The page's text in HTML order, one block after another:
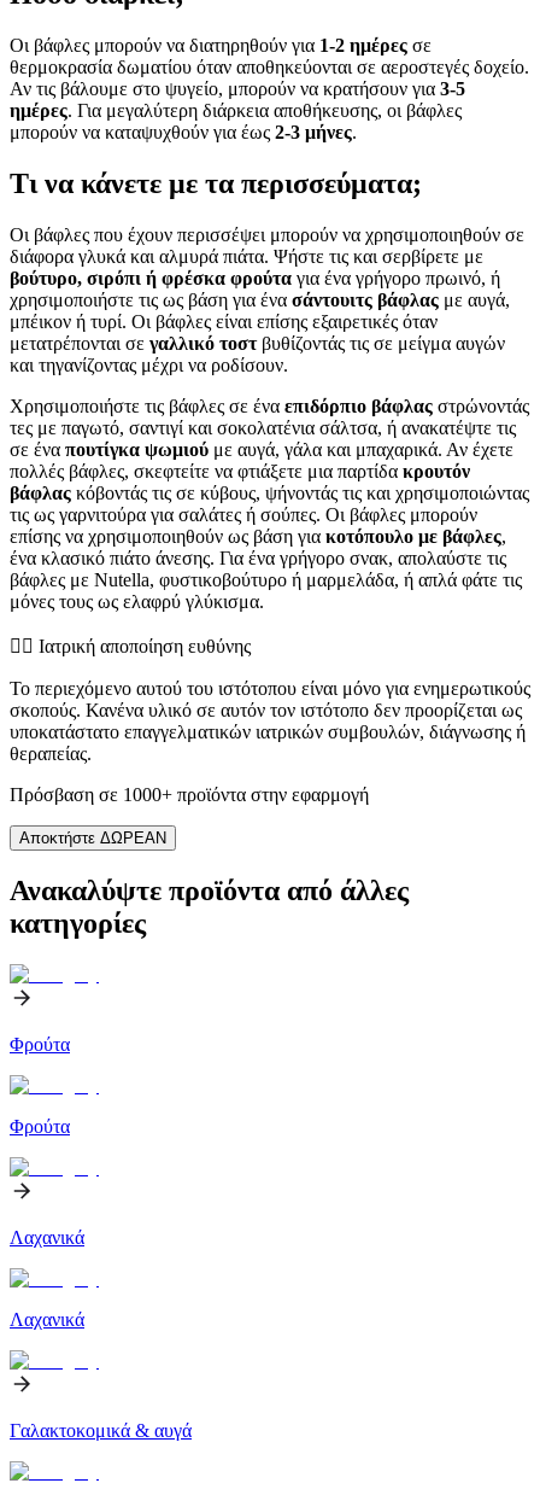
Οι βάφλες μπορούν να διατηρηθούν για 1-2 ημέρες σε
θερμοκρασία δωματίου όταν αποθηκεύονται σε αεροστεγές δοχείο.
Αν τις βάλουμε στο ψυγείο, μπορούν να κρατήσουν για 3-5
ημέρες. Για μεγαλύτερη διάρκεια αποθήκευσης, οι βάφλες
μπορούν να καταψυχθούν για έως 2-3 μήνες.
Τι να κάνετε με τα περισσεύματα;
Οι βάφλες που έχουν περισσέψει μπορούν να χρησιμοποιηθούν σε
διάφορα γλυκά και αλμυρά πιάτα. Ψήστε τις και σερβίρετε με
βούτυρο, σιρόπι ή φρέσκα φρούτα για ένα γρήγορο πρωινό, ή
χρησιμοποιήστε τις ως βάση για ένα σάντουιτς βάφλας με αυγά,
μπέικον ή τυρί. Οι βάφλες είναι επίσης εξαιρετικές όταν
μετατρέπονται σε γαλλικό τοστβυθίζοντάς τις σε μείγμα αυγών
και τηγανίζοντας μέχρι να ροδίσουν.
Χρησιμοποιήστε τις βάφλες σε ένα επιδόρπιο βάφλας στρώνοντάς
τες με παγωτό, σαντιγί και σοκολατένια σάλτσα, ή ανακατέψτε τις
σε ένα πουτίγκα ψωμιού με αυγά, γάλα και μπαχαρικά. Αν έχετε
πολλές βάφλες, σκεφτείτε να φτιάξετε μια παρτίδα κρουτόν
βάφλας κόβοντάς τις σε κύβους, ψήνοντάς τις και χρησιμοποιώντας
τις ως γαρνιτούρα για σαλάτες ή σούπες. Οι βάφλες μπορούν
επίσης να χρησιμοποιηθούν ως βάση για κοτόπουλο με βάφλες,
ένα κλασικό πιάτο άνεσης. Για ένα γρήγορο σνακ, απολαύστε τις
βάφλες με Nutella, φυστικοβούτυρο ή μαρμελάδα, ή απλά φάτε τις
μόνες τους ως ελαφρύ γλύκισμα.
👨‍⚕️️ Ιατρική αποποίηση ευθύνης
Το περιεχόμενο αυτού του ιστότοπου είναι μόνο για ενημερωτικούς
σκοπούς. Κανένα υλικό σε αυτόν τον ιστότοπο δεν προορίζεται ως
υποκατάστατο επαγγελματικών ιατρικών συμβουλών, διάγνωσης ή
θεραπείας.
Πρόσβαση σε 1000+ προϊόντα στην εφαρμογή
Αποκτήστε ΔΩΡΕΑΝ
Ανακαλύψτε προϊόντα από άλλες
κατηγορίες
Φρούτα
Φρούτα
Λαχανικά
Λαχανικά
Γαλακτοκομικά & αυγά